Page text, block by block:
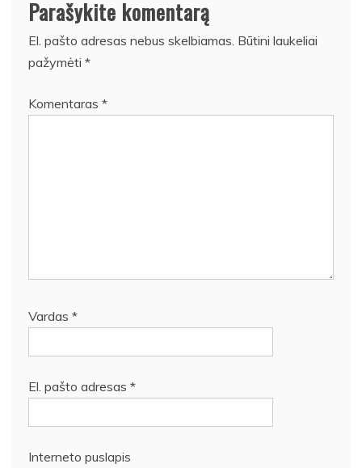
Parašykite komentarą
El. pašto adresas nebus skelbiamas. Būtini laukeliai
pažymėti *
Komentaras *
Vardas *
El. pašto adresas *
Interneto puslapis